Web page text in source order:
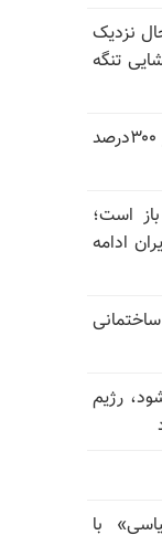
نزدیک
تنگه
قبض آب و برق خرداد و تیر بیش از ۳۰۰درصد
است؛
ادامه
ساختمانی
رژیم
با